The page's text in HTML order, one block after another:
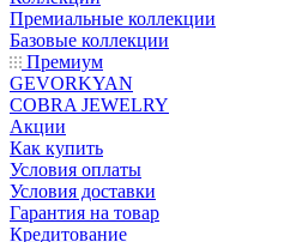
Премиальные коллекции
Базовые коллекции
Премиум
GEVORKYAN
COBRA JEWELRY
Акции
Как купить
Условия оплаты
Условия доставки
Гарантия на товар
Кредитование